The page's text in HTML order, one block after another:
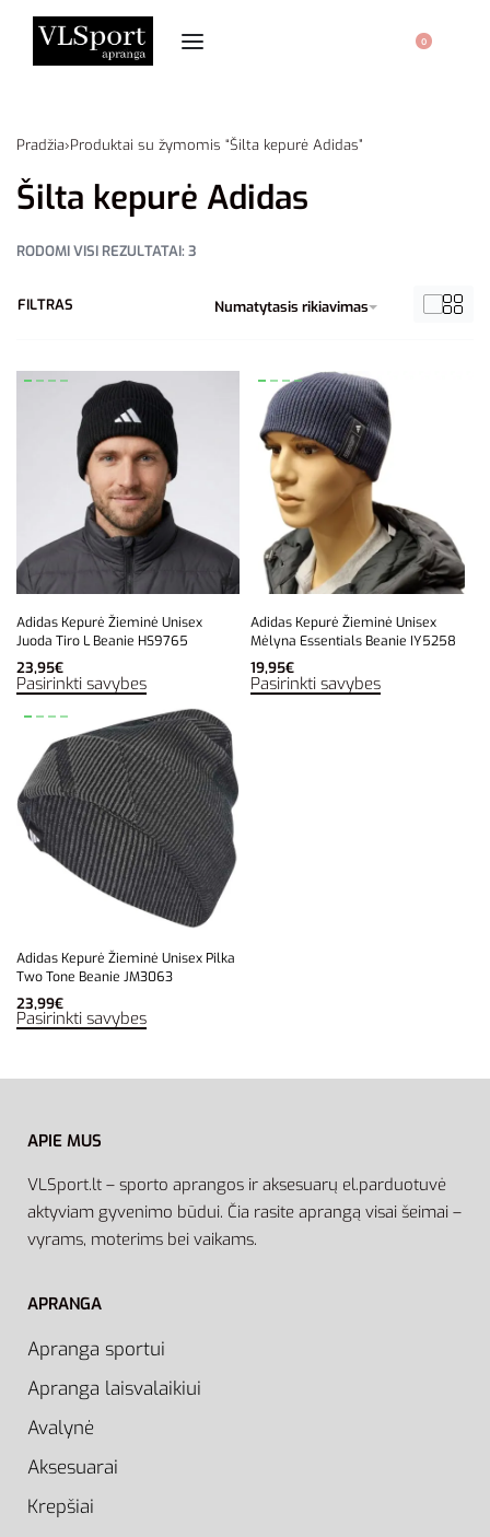
0
Pradžia›Produktai su žymomis “Šilta kepurė Adidas”
Šilta kepurė Adidas
RODOMI VISI REZULTATAI: 3
Numatytasis rikiavimas
FILTRAS
Adidas Kepurė Žieminė Unisex
Juoda Tiro L Beanie HS9765
23,95€
Pasirinkti savybes
Adidas Kepurė Žieminė Unisex
Mėlyna Essentials Beanie IY5258
19,95€
Pasirinkti savybes
Adidas Kepurė Žieminė Unisex Pilka
Two Tone Beanie JM3063
23,99€
Pasirinkti savybes
APIE MUS
VLSport.lt – sporto aprangos ir aksesuarų el.parduotuvė
aktyviam gyvenimo būdui. Čia rasite aprangą visai šeimai –
vyrams, moterims bei vaikams.
APRANGA
Apranga sportui
Apranga laisvalaikiui
Avalynė
Aksesuarai
Krepšiai